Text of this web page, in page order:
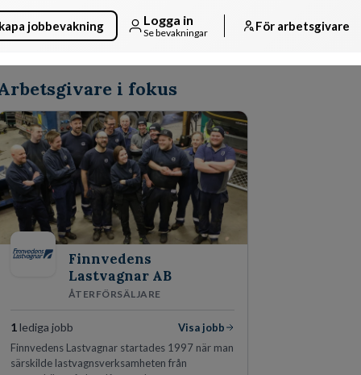
jobbevakning Logga in
Se bevakningar För arbetsgivare
i fokus
Finnvedens
Lastvagnar AB
ÅTERFÖRSÄLJARE
1lediga jobb
Visa jobb
Finnvedens Lastvagnar startades 1997 när man
särskilde lastvagnsverksamheten från